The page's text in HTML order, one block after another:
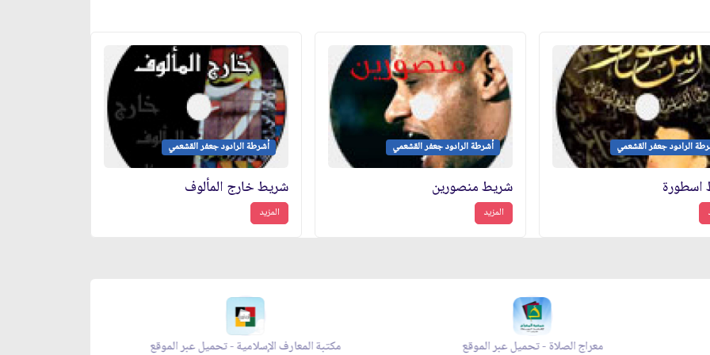
الرادود جعفر القشعمي أشرطة الرادود جعفر القشعمي
شريط منصورين
المزيد
أشرطة الرادود جعفر القشعمي
شريط خارج المألوف
المزيد
مكتبة المعارف الإسلامية - تحميل عبر الموقع معراج الصلاة - تحميل عبر الموقع